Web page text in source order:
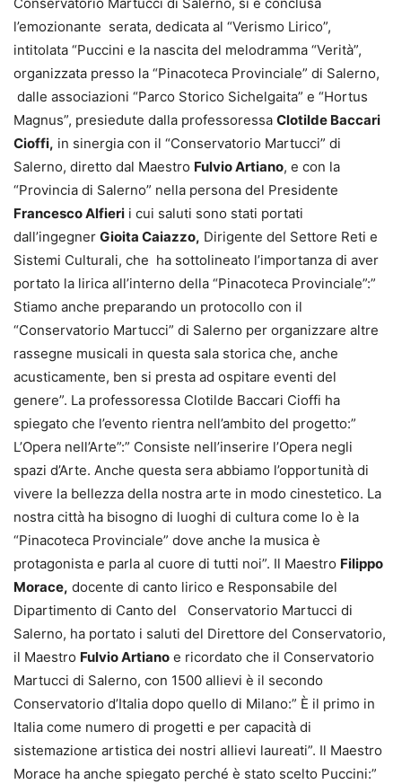
l’emozionante serata, dedicata al “Verismo Lirico”,
intitolata “Puccini e la nascita del melodramma “Verità”,
organizzata presso la “Pinacoteca Provinciale” di Salerno,
dalle associazioni “Parco Storico Sichelgaita” e “Hortus
Magnus”, presiedute dalla professoressa Clotilde Baccari
Cioffi, in sinergia con il “Conservatorio Martucci” di
Salerno, diretto dal Maestro Fulvio Artiano, e con la
“Provincia di Salerno” nella persona del Presidente
Francesco Alfieri i cui saluti sono stati portati
dall’ingegner Gioita Caiazzo, Dirigente del Settore Reti e
Sistemi Culturali, che ha sottolineato l’importanza di aver
portato la lirica all’interno della “Pinacoteca Provinciale”:”
Stiamo anche preparando un protocollo con il
“Conservatorio Martucci” di Salerno per organizzare altre
rassegne musicali in questa sala storica che, anche
acusticamente, ben si presta ad ospitare eventi del
genere”. La professoressa Clotilde Baccari Cioffi ha
spiegato che l’evento rientra nell’ambito del progetto:”
L’Opera nell’Arte”:” Consiste nell’inserire l’Opera negli
spazi d’Arte. Anche questa sera abbiamo l’opportunità di
vivere la bellezza della nostra arte in modo cinestetico. La
nostra città ha bisogno di luoghi di cultura come lo è la
“Pinacoteca Provinciale” dove anche la musica è
protagonista e parla al cuore di tutti noi”. Il Maestro Filippo
Morace, docente di canto lirico e Responsabile del
Dipartimento di Canto del Conservatorio Martucci di
Salerno, ha portato i saluti del Direttore del Conservatorio,
il Maestro Fulvio Artiano e ricordato che il Conservatorio
Martucci di Salerno, con 1500 allievi è il secondo
Conservatorio d’Italia dopo quello di Milano:” È il primo in
Italia come numero di progetti e per capacità di
sistemazione artistica dei nostri allievi laureati”. Il Maestro
Morace ha anche spiegato perché è stato scelto Puccini:”